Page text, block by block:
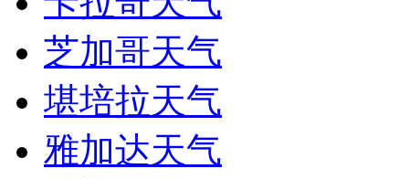
芝加哥天气
堪培拉天气
雅加达天气